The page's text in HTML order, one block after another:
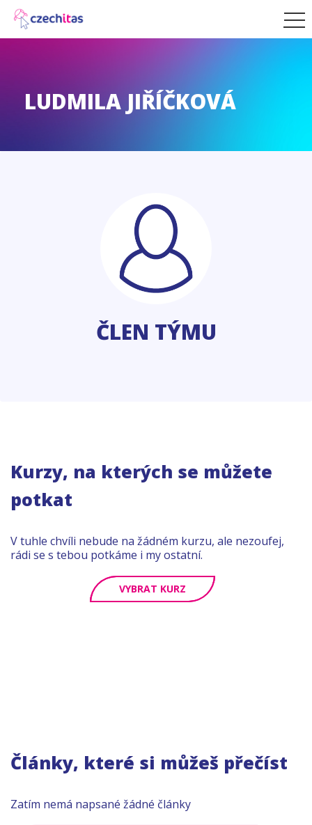
LUDMILA JIŘÍČKOVÁ
ČLEN TÝMU
Kurzy, na kterých se můžete
potkat
V tuhle chvíli nebude na žádném kurzu, ale nezoufej,
rádi se s tebou potkáme i my ostatní.
VYBRAT KURZ
Články, které si můžeš přečíst
Zatím nemá napsané žádné články